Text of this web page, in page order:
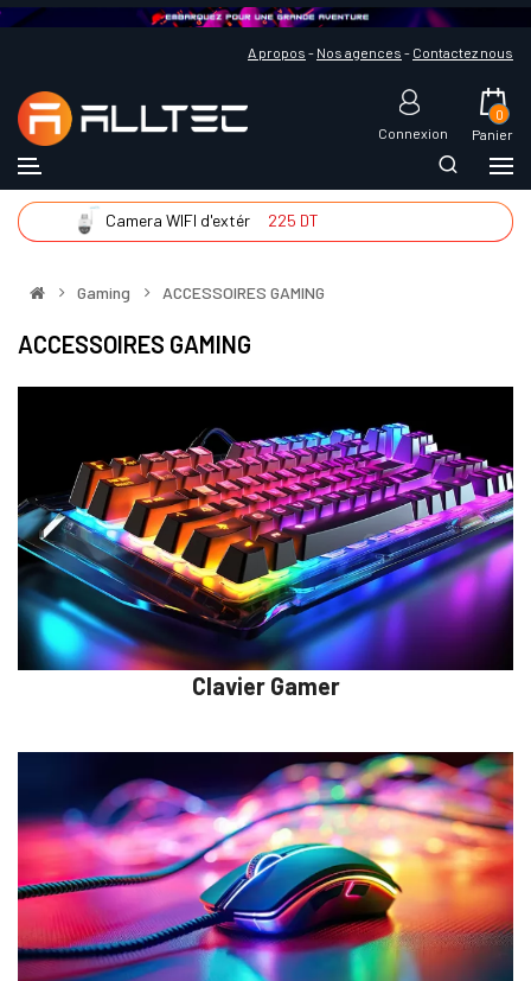
A propos - Nos agences - Contactez nous
Connexion Panier
0
Camera WIFI d'extér 225 DT
Gaming ACCESSOIRES GAMING
ACCESSOIRES GAMING
Clavier Gamer